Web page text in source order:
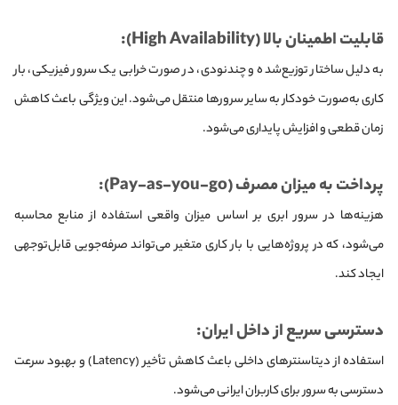
قابلیت اطمینان بالا (High Availability):
به دلیل ساختار توزیع‌شده و چند‌نودی، در صورت خرابی یک سرور فیزیکی، بار
کاری به‌صورت خودکار به سایر سرورها منتقل می‌شود. این ویژگی باعث کاهش
زمان قطعی و افزایش پایداری می‌شود.
پرداخت به میزان مصرف (Pay-as-you-go):
هزینه‌ها در سرور ابری بر اساس میزان واقعی استفاده از منابع محاسبه
می‌شود، که در پروژه‌هایی با بار کاری متغیر می‌تواند صرفه‌جویی قابل‌توجهی
ایجاد کند.
دسترسی سریع از داخل ایران:
استفاده از دیتاسنترهای داخلی باعث کاهش تأخیر (Latency) و بهبود سرعت
دسترسی به سرور برای کاربران ایرانی می‌شود.